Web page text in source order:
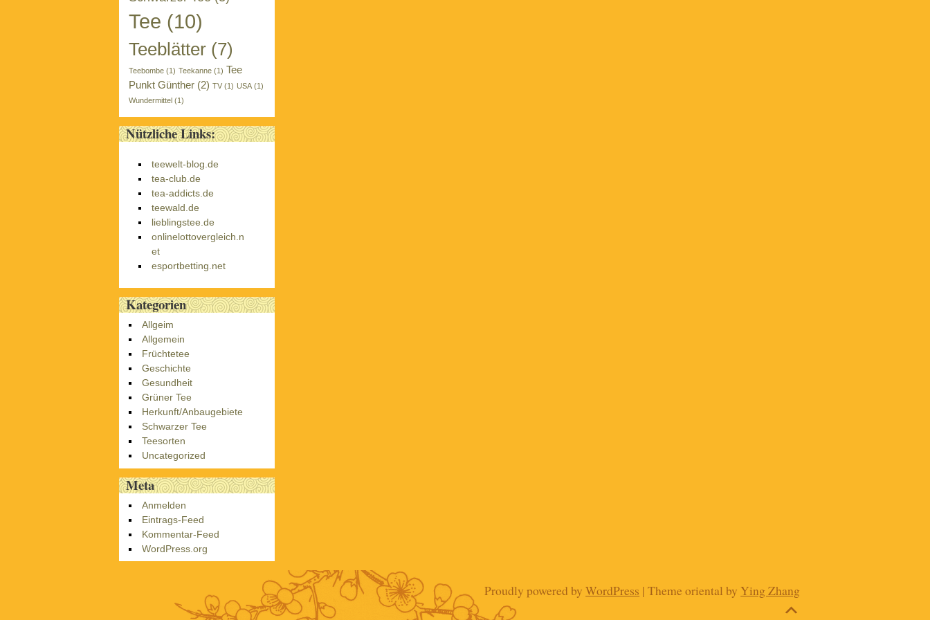
Tee (10)
Teeblätter (7)
Teebombe (1) Teekanne (1) Tee
Punkt Günther (2) TV (1) USA (1)
Wundermittel (1)
Nützliche Links:
teewelt-blog.de
tea-club.de
tea-addicts.de
teewald.de
lieblingstee.de
onlinelottovergleich.n
et
esportbetting.net
Kategorien
Allgeim
Allgemein
Früchtetee
Geschichte
Gesundheit
Grüner Tee
Herkunft/Anbaugebiete
Schwarzer Tee
Teesorten
Uncategorized
Meta
Anmelden
Eintrags-Feed
Kommentar-Feed
WordPress.org
Proudly powered byWordPress | Theme oriental by Ying Zhang